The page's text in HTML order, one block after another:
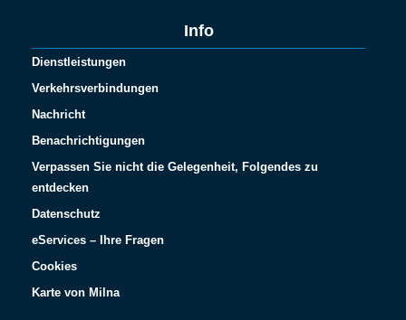
Info
Dienstleistungen
Verkehrsverbindungen
Nachricht
Benachrichtigungen
Verpassen Sie nicht die Gelegenheit, Folgendes zu
entdecken
Datenschutz
eServices – Ihre Fragen
Cookies
Karte von Milna